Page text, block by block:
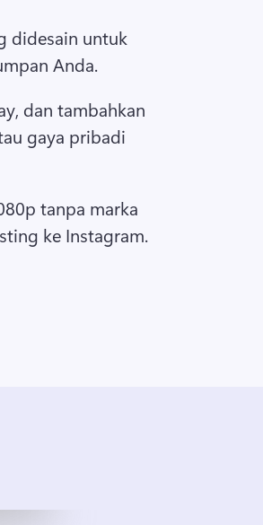
didesain untuk
Anda.
dan tambahkan
gaya pribadi
tanpa marka